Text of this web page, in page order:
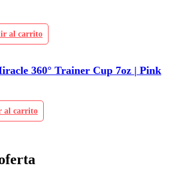
al carrito
360° Trainer Cup 7oz | Pink
al carrito